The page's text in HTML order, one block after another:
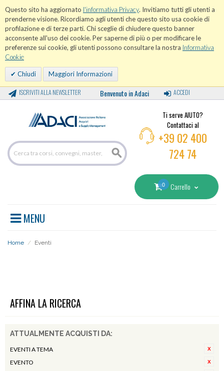
Questo sito ha aggiornato l'informativa Privacy. Invitiamo tutti gli utenti a
prenderne visione. Ricordiamo agli utenti che questo sito usa cookie di
profilazione e di terze parti. Chi sceglie di chiudere questo banner
acconsente all'uso dei cookie. Per saperne di più o per modificare le
preferenze sui cookie, gli utenti possono consultare la nostra Informativa
Cookie
Chiudi Maggiori Informazioni
ISCRIVITI ALLA NEWSLETTER Benvenuto in Adaci ACCEDI
Ti serve AIUTO?
Contattaci al
+39 02 400
724 74
0 Carrello
MENU
Home / Eventi
AFFINA LA RICERCA
ATTUALMENTE ACQUISTI DA:
EVENTI A TEMA
EVENTO